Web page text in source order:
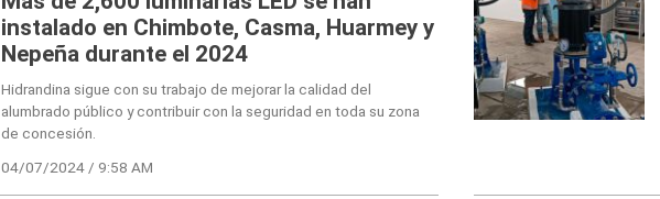
instalado en Chimbote, Casma, Huarmey y
Nepeña durante el 2024
Hidrandina sigue con su trabajo de mejorar la calidad del
alumbrado público y contribuir con la seguridad en toda su zona
de concesión.
04/07/2024 / 9:58 AM